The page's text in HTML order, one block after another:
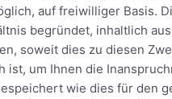
auf freiwilliger Basis.
begründet, inhaltlich
soweit dies zu diesen
um Ihnen die
wie dies für